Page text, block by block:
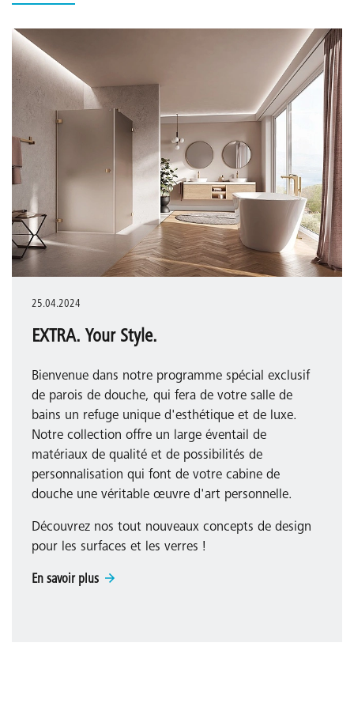
25.04.2024
EXTRA. Your Style.
Bienvenue dans notre programme spécial exclusif
de parois de douche, qui fera de votre salle de
bains un refuge unique d'esthétique et de luxe.
Notre collection offre un large éventail de
matériaux de qualité et de possibilités de
personnalisation qui font de votre cabine de
douche une véritable œuvre d'art personnelle.
Découvrez nos tout nouveaux concepts de design
pour les surfaces et les verres !
En savoir plus